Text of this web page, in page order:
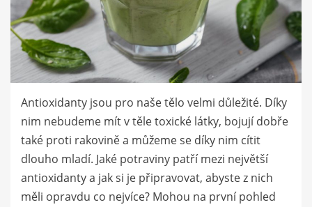
Antioxidanty jsou pro naše tělo velmi důležité. Díky
nim nebudeme mít v těle toxické látky, bojují dobře
také proti rakovině a můžeme se díky nim cítit
dlouho mladí. Jaké potraviny patří mezi největší
antioxidanty a jak si je připravovat, abyste z nich
měli opravdu co nejvíce? Mohou na první pohled